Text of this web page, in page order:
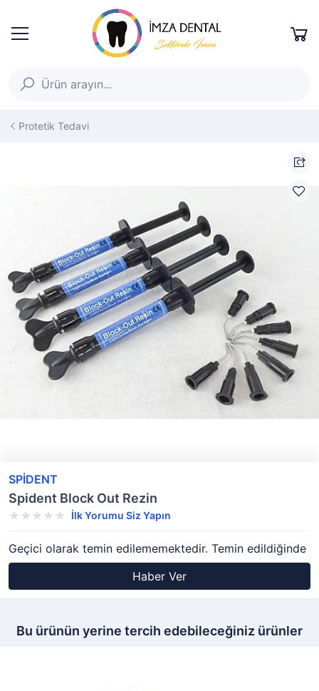
Protetik Tedavi
SPİDENT
Spident Block Out Rezin
İlk Yorumu Siz Yapın
Geçici olarak temin edilememektedir. Temin edildiğinde
Haber Ver
Bu ürünün yerine tercih edebileceğiniz ürünler